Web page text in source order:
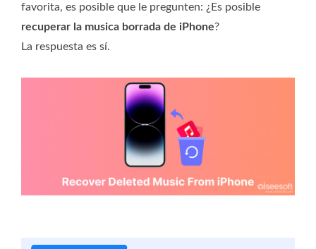
favorita, es posible que le pregunten: ¿Es posible
recuperar la musica borrada de iPhone?
La respuesta es sí.